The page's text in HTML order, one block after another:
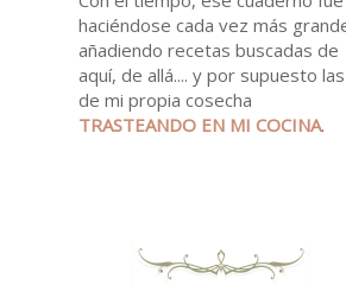
haciéndose cada vez más
añadiendo recetas buscadas de
aquí, de allá.... y por supuesto las
de mi propia cosecha
TRASTEANDO EN MI COCINA.